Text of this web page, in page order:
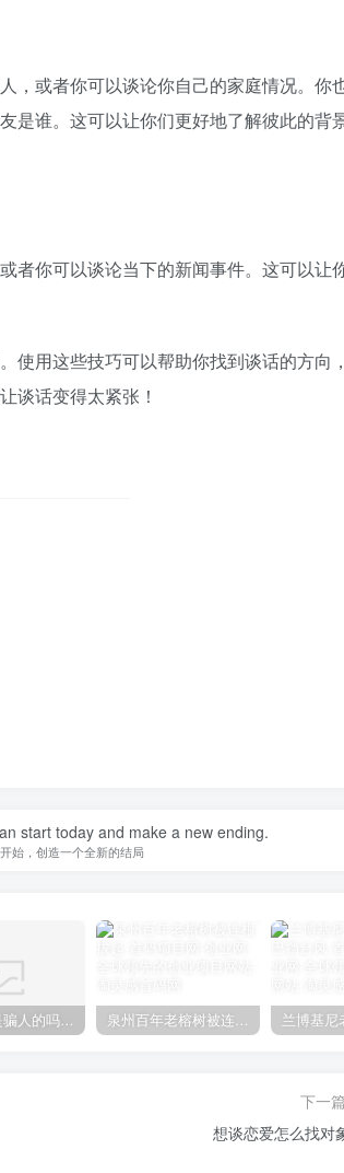
，或者你可以谈论你自己的家庭情况。你
是谁。这可以让你们更好地了解彼此的背
者你可以谈论当下的新闻事件。这可以让
使用这些技巧可以帮助你找到谈话的方向
谈话变得太紧张！
start today and make a new ending.
始，创造一个全新的结局
梦幻魔盒是骗人的吗【梦幻魔盒干嘛的】 泉州百年老榕树被连根拔起
下一
想谈恋爱怎么找对